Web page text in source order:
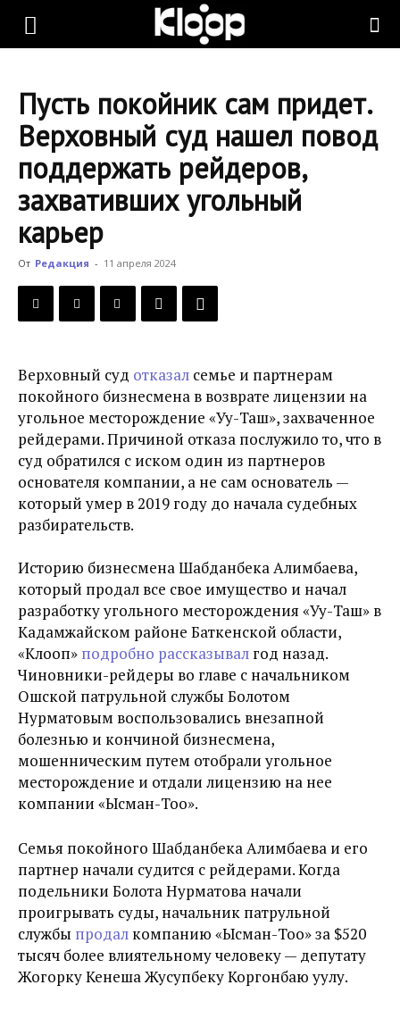
KLOOP.KG
Новости
Кыргызстана
Пусть покойник сам придет.
Верховный суд нашел повод
поддержать рейдеров,
захвативших угольный
карьер
От Редакция - 11 апреля 2024
Верховный суд отказал семье и партнерам
покойного бизнесмена в возврате лицензии на
угольное месторождение «Уу-Таш», захваченное
рейдерами. Причиной отказа послужило то, что в
суд обратился с иском один из партнеров
основателя компании, а не сам основатель —
который умер в 2019 году до начала судебных
разбирательств.
Историю бизнесмена Шабданбека Алимбаева,
который продал все свое имущество и начал
разработку угольного месторождения «Уу-Таш» в
Кадамжайском районе Баткенской области,
«Клооп» подробно рассказывал год назад.
Чиновники-рейдеры во главе с начальником
Ошской патрульной службы Болотом
Нурматовым воспользовались внезапной
болезнью и кончиной бизнесмена,
мошенническим путем отобрали угольное
месторождение и отдали лицензию на нее
компании «Ысман-Тоо».
Семья покойного Шабданбека Алимбаева и его
партнер начали судится с рейдерами. Когда
подельники Болота Нурматова начали
проигрывать суды, начальник патрульной
службы продал компанию «Ысман-Тоо» за $520
тысяч более влиятельному человеку — депутату
Жогорку Кенеша Жусупбеку Коргонбаю уулу.